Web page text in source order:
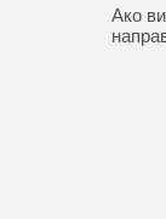
Ако